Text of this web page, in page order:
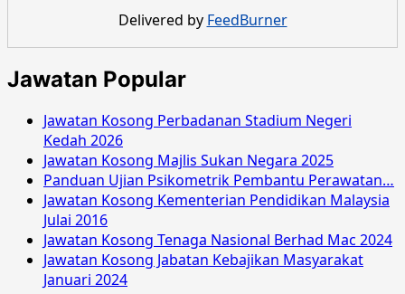
dan
Disember
Delivered by FeedBurner
Jawatan Popular
Jawatan Kosong Perbadanan Stadium Negeri
Kedah 2026
Jawatan Kosong Majlis Sukan Negara 2025
Panduan Ujian Psikometrik Pembantu Perawatan…
Jawatan Kosong Kementerian Pendidikan Malaysia
Julai 2016
Jawatan Kosong Tenaga Nasional Berhad Mac 2024
Jawatan Kosong Jabatan Kebajikan Masyarakat
Januari 2024